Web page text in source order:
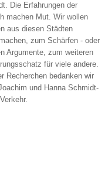
Die Erfahrungen der
machen Mut. Wir wollen
aus diesen Städten
zum Schärfen - oder
Argumente, zum weiteren
für viele andere.
Recherchen bedanken wir
und Hanna Schmidt-